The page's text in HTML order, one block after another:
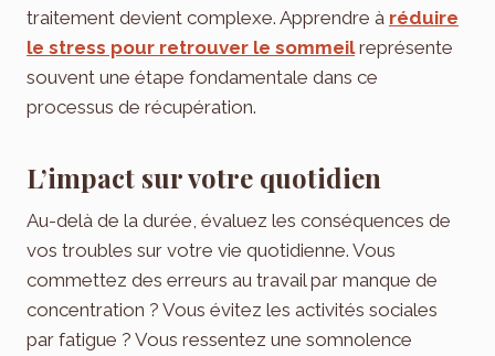
traitement devient complexe. Apprendre à réduire
le stress pour retrouver le sommeilreprésente
souvent une étape fondamentale dans ce
processus de récupération.
L’impact sur votre quotidien
Au-delà de la durée, évaluez les conséquences de
vos troubles sur votre vie quotidienne. Vous
commettez des erreurs au travail par manque de
concentration ? Vous évitez les activités sociales
par fatigue ? Vous ressentez une somnolence